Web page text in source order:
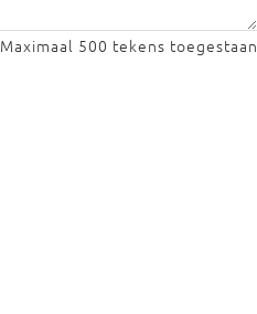
Maximaal 500 tekens toegestaan